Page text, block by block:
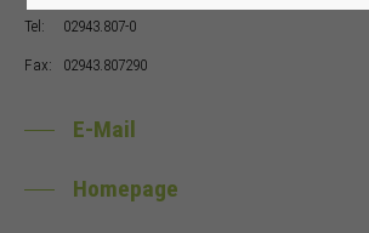
Tel: 02943.807-0
Fax: 02943.807290
E-Mail
Homepage